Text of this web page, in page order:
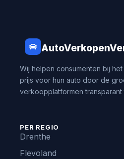
Wij helpen consumenten bij
prijs voor hun auto door de
verkoopplatformen
PER REGIO
Drenthe
Flevoland